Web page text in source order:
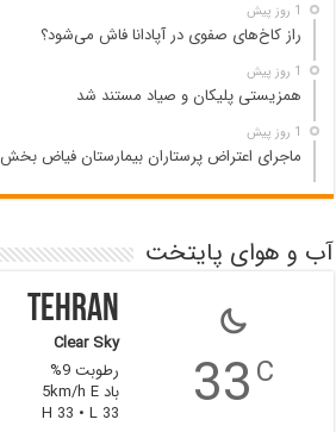
1 روز پیش
راز کاخ‌های صفوی در آپادانا فاش می‌شود؟
1 روز پیش
همزیستی پلیکان و صیاد مستند شد
1 روز پیش
ماجرای اعتراض پرستاران بیمارستان فیاض بخش
آب و هوای پایتخت
33C
Tehran
Clear Sky
رطوبت 9%
باد 5km/h E
H 33 • L 33